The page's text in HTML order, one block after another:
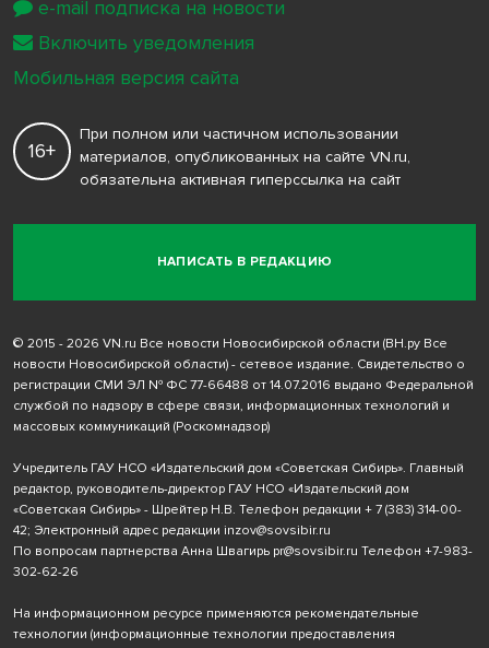
НАПИСАТЬ В РЕДАКЦИЮ
16+
При полном или частичном использовании
материалов, опубликованных на сайте VN.ru,
обязательна активная гиперссылка на сайт
© 2015 - 2026 VN.ru Все новости Новосибирской области (ВН.ру Все
новости Новосибирской области) - сетевое издание. Свидетельство о
регистрации СМИ ЭЛ № ФС 77-66488 от 14.07.2016 выдано Федеральной
службой по надзору в сфере связи, информационных технологий и
массовых коммуникаций (Роскомнадзор)
Учредитель ГАУ НСО «Издательский дом «Советская Сибирь». Главный
редактор, руководитель-директор ГАУ НСО «Издательский дом
«Советская Сибирь» - Шрейтер Н.В. Телефон редакции + 7 (383) 314-00-
42; Электронный адрес редакции inzov@sovsibir.ru
По вопросам партнерства Анна Швагирь pr@sovsibir.ru Телефон +7-983-
302-62-26
На информационном ресурсе применяются рекомендательные
технологии (информационные технологии предоставления
e-mail подписка на новости
Включить уведомления
Мобильная версия сайта